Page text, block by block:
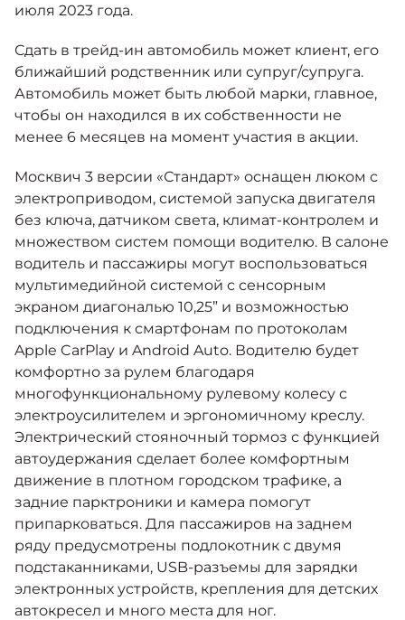
июля 2023 года.
Сдать в трейд-ин автомобиль может клиент, его
ближайший родственник или супруг/супруга.
Автомобиль может быть любой марки, главное,
чтобы он находился в их собственности не
менее 6 месяцев на момент участия в акции.
Москвич 3 версии «Стандарт» оснащен люком с
электроприводом, системой запуска двигателя
без ключа, датчиком света, климат-контролем и
множеством систем помощи водителю. В салоне
водитель и пассажиры могут воспользоваться
мультимедийной системой с сенсорным
экраном диагональю 10,25” и возможностью
подключения к смартфонам по протоколам
Apple CarPlay и Android Auto. Водителю будет
комфортно за рулем благодаря
многофункциональному рулевому колесу с
электроусилителем и эргономичному креслу.
Электрический стояночный тормоз с функцией
автоудержания сделает более комфортным
движение в плотном городском трафике, а
задние парктроники и камера помогут
припарковаться. Для пассажиров на заднем
ряду предусмотрены подлокотник с двумя
подстаканниками, USB-разъемы для зарядки
электронных устройств, крепления для детских
автокресел и много места для ног.